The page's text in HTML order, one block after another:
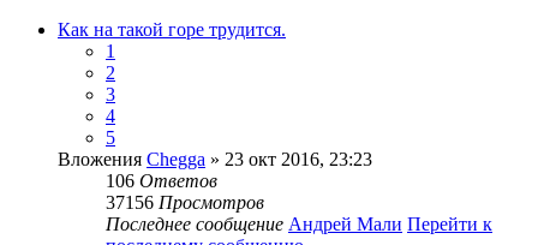
Как на такой горе трудится.
1
2
3
4
5
Вложения Chegga » 23 окт 2016, 23:23
106 Ответов
37156 Просмотров
Последнее сообщение Андрей Мали Перейти к